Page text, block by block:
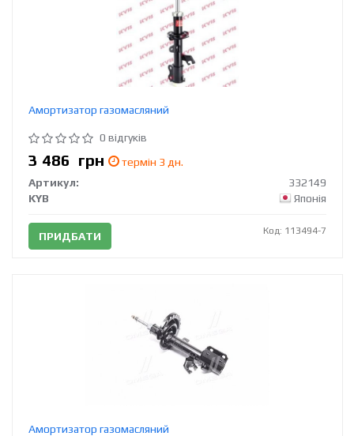
Амортизатор газомасляний
0 відгуків
3 486 грн
термін 3 дн.
Артикул:
332149
KYB
Японія
ПРИДБАТИ Код: 113494-7
Амортизатор газомасляний